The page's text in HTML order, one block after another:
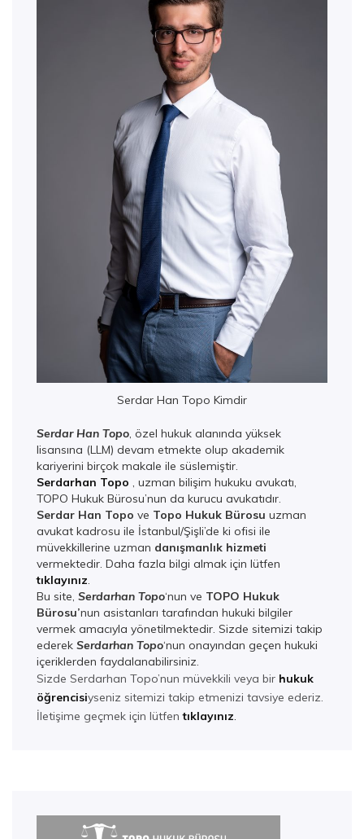
Serdar Han Topo Kimdir
Serdar Han Topo, özel hukuk alanında yüksek
lisansına (LLM) devam etmekte olup akademik
kariyerini birçok makale ile süslemiştir.
Serdarhan Topo , uzman bilişim hukuku avukatı,
TOPO Hukuk Bürosu’nun da kurucu avukatıdır.
Serdar Han Topo ve Topo Hukuk Bürosu uzman
avukat kadrosu ile İstanbul/Şişli’de ki ofisi ile
müvekkillerine uzman danışmanlık hizmeti
vermektedir. Daha fazla bilgi almak için lütfen
tıklayınız.
Bu site, Serdarhan Topo‘nun ve TOPO Hukuk
Bürosu’nun asistanları tarafından hukuki bilgiler
vermek amacıyla yönetilmektedir. Sizde sitemizi takip
ederek Serdarhan Topo‘nun onayından geçen hukuki
içeriklerden faydalanabilirsiniz.
Sizde Serdarhan Topo’nun müvekkili veya bir hukuk
öğrencisiyseniz sitemizi takip etmenizi tavsiye ederiz.
İletişime geçmek için lütfentıklayınız.